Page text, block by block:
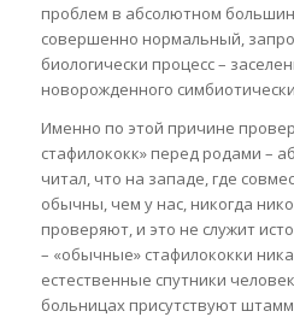
проблем в абсолютном
совершенно нормальный,
биологически процесс –
новорожденного
Именно по этой причине
стафилококк» перед родами –
читал, что на западе, где
обычны, чем у нас, никогда
проверяют, и это не служит
– «обычные» стафилококки
естественные спутники
больницах присутствуют